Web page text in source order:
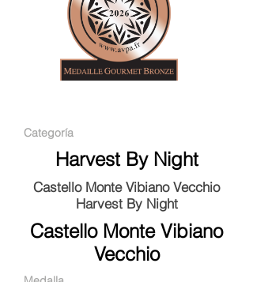
Categoría
Harvest By Night
Castello Monte Vibiano Vecchio
Harvest By Night
Castello Monte Vibiano
Vecchio